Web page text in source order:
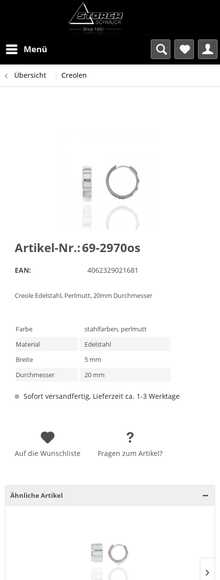
Menü
Übersicht Creolen
Artikel-Nr.:69-2970os
EAN: 4062329021681
Creole Edelstahl, Perlmutt, 20mm Durchmesser
Farbe
stahlfarben, perlmutt
Material
Edelstahl
Breite
5 mm
Durchmesser
20 mm
Sofort versandfertig, Lieferzeit ca. 1-3 Werktage
Auf die Wunschliste Fragen zum Artikel?
Ähnliche Artikel